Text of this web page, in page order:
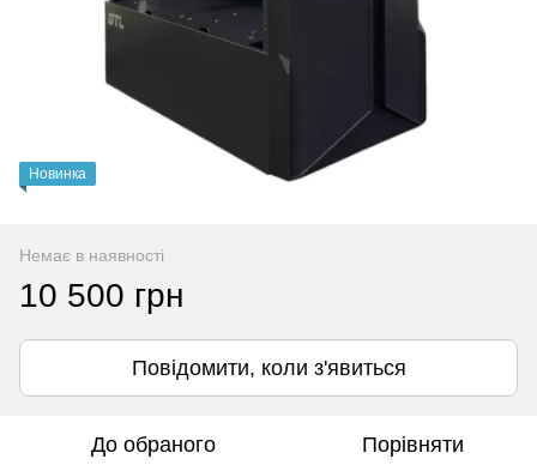
Новинка
Немає в наявності
10 500 грн
Повідомити, коли з'явиться
До обраного Порівняти